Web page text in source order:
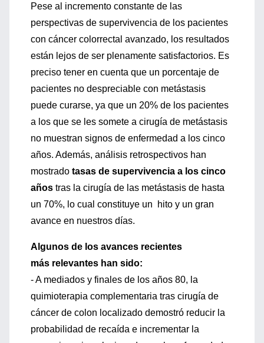
Pese al incremento constante de las
perspectivas de supervivencia de los pacientes
con cáncer colorrectal avanzado, los resultados
están lejos de ser plenamente satisfactorios. Es
preciso tener en cuenta que un porcentaje de
pacientes no despreciable con metástasis
puede curarse, ya que un 20% de los pacientes
a los que se les somete a cirugía de metástasis
no muestran signos de enfermedad a los cinco
años. Además, análisis retrospectivos han
mostrado tasas de supervivencia a los cinco
años tras la cirugía de las metástasis de hasta
un 70%, lo cual constituye un hito y un gran
avance en nuestros días.
Algunos de los avances recientes
más relevantes han sido:
- A mediados y finales de los años 80, la
quimioterapia complementaria tras cirugía de
cáncer de colon localizado demostró reducir la
probabilidad de recaída e incrementar la